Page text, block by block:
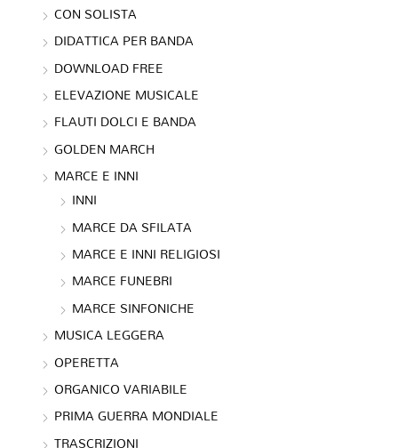
CON SOLISTA
DIDATTICA PER BANDA
DOWNLOAD FREE
ELEVAZIONE MUSICALE
FLAUTI DOLCI E BANDA
GOLDEN MARCH
MARCE E INNI
INNI
MARCE DA SFILATA
MARCE E INNI RELIGIOSI
MARCE FUNEBRI
MARCE SINFONICHE
MUSICA LEGGERA
OPERETTA
ORGANICO VARIABILE
PRIMA GUERRA MONDIALE
TRASCRIZIONI